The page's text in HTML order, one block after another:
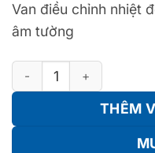
Van điều chỉnh nhiệt
âm tường
Van điều chỉnh nhiệt độ
THÊM